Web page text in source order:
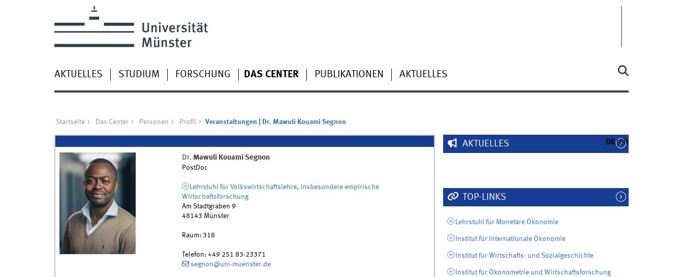
AKTUELLES STUDIUM FORSCHUNG DAS CENTER PUBLIKATIONEN AKTUELLES
DE EN
Startseite Das Center Personen Profil Veranstaltungen | Dr. Mawuli Kouami Segnon
Dr. Mawuli Kouami Segnon
PostDoc
Lehrstuhl für Volkswirtschaftslehre, insbesondere empirische
Wirtschaftsforschung
Am Stadtgraben 9
48143 Münster
Raum: 318
Telefon: +49 251 83-23371
segnon@uni-muenster.de
AKTUELLES
TOP-LINKS
Lehrstuhl für Monetäre Ökonomie
Institut für Internationale Ökonomie
Institut für Wirtschafts- und Sozialgeschichte
Institut für Ökonometrie und Wirtschaftsforschung